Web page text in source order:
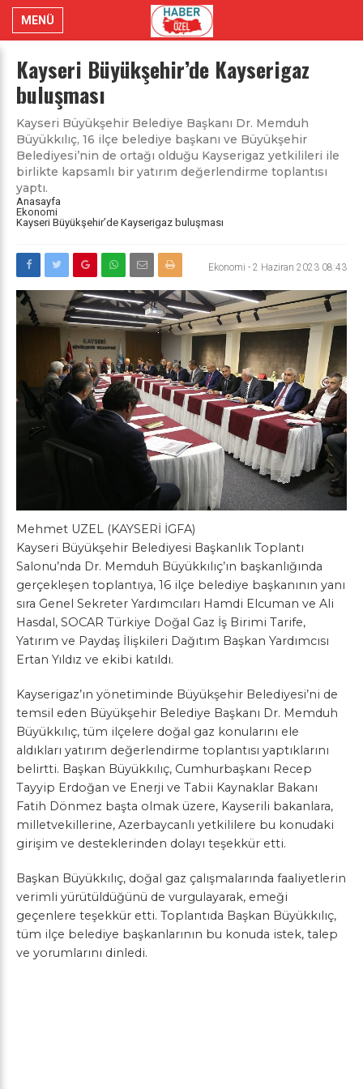
MENÜ
Kayseri Büyükşehir’de Kayserigaz
buluşması
Kayseri Büyükşehir Belediye Başkanı Dr. Memduh
Büyükkılıç, 16 ilçe belediye başkanı ve Büyükşehir
Belediyesi’nin de ortağı olduğu Kayserigaz yetkilileri ile
birlikte kapsamlı bir yatırım değerlendirme toplantısı
yaptı.
Anasayfa
Ekonomi
Kayseri Büyükşehir’de Kayserigaz buluşması
Ekonomi - 2 Haziran 2023 08:43
Mehmet UZEL (KAYSERİ İGFA)
Kayseri Büyükşehir Belediyesi Başkanlık Toplantı
Salonu’nda Dr. Memduh Büyükkılıç’ın başkanlığında
gerçekleşen toplantıya, 16 ilçe belediye başkanının yanı
sıra Genel Sekreter Yardımcıları Hamdi Elcuman ve Ali
Hasdal, SOCAR Türkiye Doğal Gaz İş Birimi Tarife,
Yatırım ve Paydaş İlişkileri Dağıtım Başkan Yardımcısı
Ertan Yıldız ve ekibi katıldı.
Kayserigaz’ın yönetiminde Büyükşehir Belediyesi’ni de
temsil eden Büyükşehir Belediye Başkanı Dr. Memduh
Büyükkılıç, tüm ilçelere doğal gaz konularını ele
aldıkları yatırım değerlendirme toplantısı yaptıklarını
belirtti. Başkan Büyükkılıç, Cumhurbaşkanı Recep
Tayyip Erdoğan ve Enerji ve Tabii Kaynaklar Bakanı
Fatih Dönmez başta olmak üzere, Kayserili bakanlara,
milletvekillerine, Azerbaycanlı yetkililere bu konudaki
girişim ve desteklerinden dolayı teşekkür etti.
Başkan Büyükkılıç, doğal gaz çalışmalarında faaliyetlerin
verimli yürütüldüğünü de vurgulayarak, emeği
geçenlere teşekkür etti. Toplantıda Başkan Büyükkılıç,
tüm ilçe belediye başkanlarının bu konuda istek, talep
ve yorumlarını dinledi.